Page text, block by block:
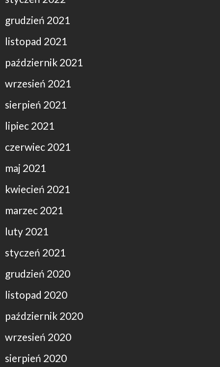
grudzień 2021
listopad 2021
październik 2021
wrzesień 2021
sierpień 2021
lipiec 2021
czerwiec 2021
maj 2021
kwiecień 2021
marzec 2021
luty 2021
styczeń 2021
grudzień 2020
listopad 2020
październik 2020
wrzesień 2020
sierpień 2020